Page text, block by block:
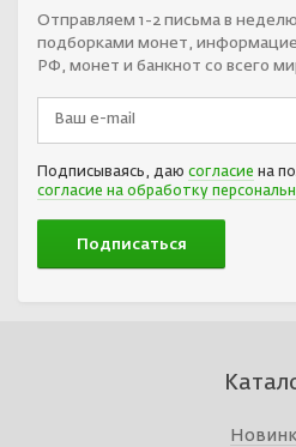
Отправляем 1-2 письма в
подборками монет,
РФ, монет и банкнот со всего
Подписываясь, даю согласие на
согласие на обработку